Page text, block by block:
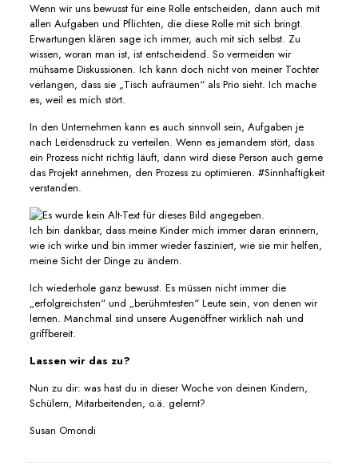
Wenn wir uns bewusst für eine Rolle entscheiden, dann auch mit
allen Aufgaben und Pflichten, die diese Rolle mit sich bringt.
Erwartungen klären sage ich immer, auch mit sich selbst. Zu
wissen, woran man ist, ist entscheidend. So vermeiden wir
mühsame Diskussionen. Ich kann doch nicht von meiner Tochter
verlangen, dass sie „Tisch aufräumen“ als Prio sieht. Ich mache
es, weil es mich stört.
In den Unternehmen kann es auch sinnvoll sein, Aufgaben je
nach Leidensdruck zu verteilen. Wenn es jemandem stört, dass
ein Prozess nicht richtig läuft, dann wird diese Person auch gerne
das Projekt annehmen, den Prozess zu optimieren. #Sinnhaftigkeit
verstanden.
Ich bin dankbar, dass meine Kinder mich immer daran erinnern,
wie ich wirke und bin immer wieder fasziniert, wie sie mir helfen,
meine Sicht der Dinge zu ändern.
Ich wiederhole ganz bewusst. Es müssen nicht immer die
„erfolgreichsten“ und „berühmtesten“ Leute sein, von denen wir
lernen. Manchmal sind unsere Augenöffner wirklich nah und
griffbereit.
Lassen wir das zu?
Nun zu dir: was hast du in dieser Woche von deinen Kindern,
Schülern, Mitarbeitenden, o.ä. gelernt?
Susan Omondi